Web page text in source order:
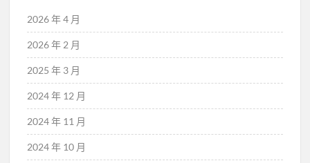
2026 年 4 月
2026 年 2 月
2025 年 3 月
2024 年 12 月
2024 年 11 月
2024 年 10 月